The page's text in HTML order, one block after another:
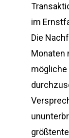
im
Die
Monaten
mögliche